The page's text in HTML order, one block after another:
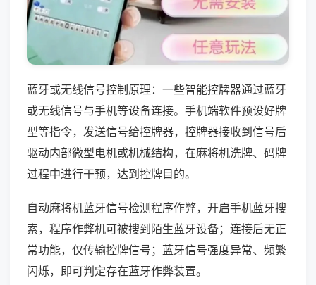
蓝牙或无线信号控制原理：一些智能控牌器通过蓝牙
或无线信号与手机等设备连接。手机端软件预设好牌
型等指令，发送信号给控牌器，控牌器接收到信号后
驱动内部微型电机或机械结构，在麻将机洗牌、码牌
过程中进行干预，达到控牌目的。
自动麻将机蓝牙信号检测程序作弊，开启手机蓝牙搜
索，程序作弊机可被搜到陌生蓝牙设备；连接后无正
常功能，仅传输控牌信号；蓝牙信号强度异常、频繁
闪烁，即可判定存在蓝牙作弊装置。